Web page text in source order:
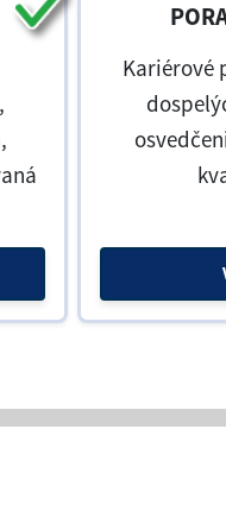
Kariérové